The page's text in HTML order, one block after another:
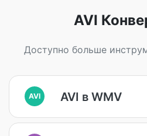
AVI
Доступно больше
AVI AVI в WMV